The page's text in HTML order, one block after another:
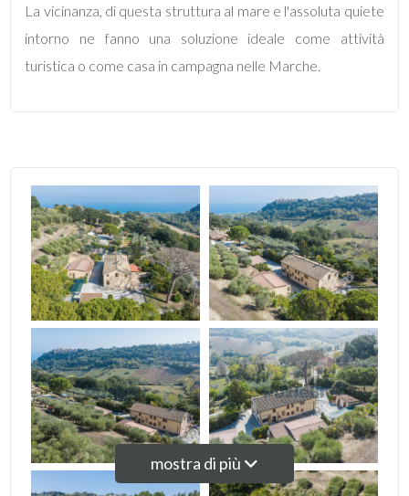
La vicinanza, di questa struttura al mare e l'assoluta quiete
intorno ne fanno una soluzione ideale come attività
turistica o come casa in campagna nelle Marche.
mostra di più
4
5
Camere
minime
Qualsiasi
1
2
3
4